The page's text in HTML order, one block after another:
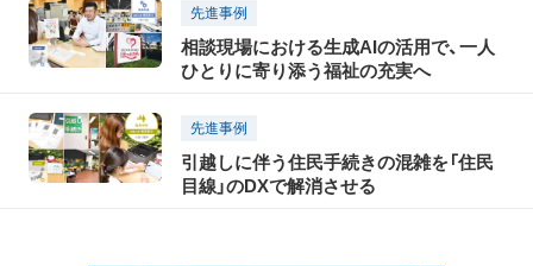
先進事例
相談現場における生成AIの活用で、一人
ひとりに寄り添う福祉の充実へ
先進事例
引越しに伴う住民手続きの混雑を「住民
目線」のDXで解消させる